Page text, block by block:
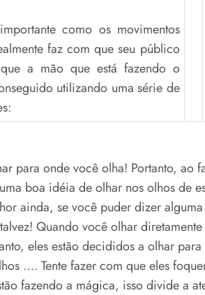
como os movimentos
faz com que seu público
a mão que está fazendo o
utilizando uma série de
para onde você olha! Portanto, ao
boa idéia de olhar nos olhos de
ainda, se você puder dizer
Quando você olhar
eles estão decididos a olhar
…. Tente fazer com que eles
fazendo a mágica, isso divide a